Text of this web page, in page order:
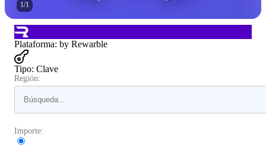
1/1
Plataforma: by Rewarble
Tipo: Clave
Región:
Importe: